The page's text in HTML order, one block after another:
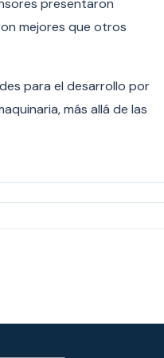
presentaron
mejores que otros
para el desarrollo por
más allá de las